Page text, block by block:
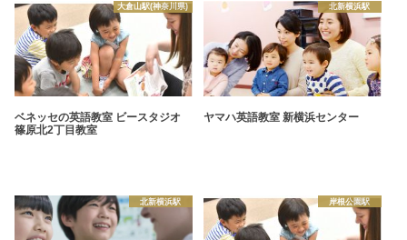
大倉山駅(神奈川県)
ベネッセの英語教室 ビースタジオ
篠原北2丁目教室
北新横浜駅
ヤマハ英語教室 新横浜センター
北新横浜駅 岸根公園駅